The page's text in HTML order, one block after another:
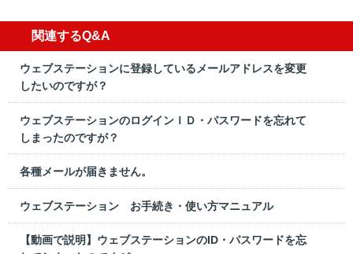
関連するQ&A
ウェブステーションに登録しているメールアドレスを変更
したいのですが？
ウェブステーションのログインＩＤ・パスワードを忘れて
しまったのですが？
各種メールが届きません。
ウェブステーション お手続き・使い方マニュアル
【動画で説明】ウェブステーションのID・パスワードを忘